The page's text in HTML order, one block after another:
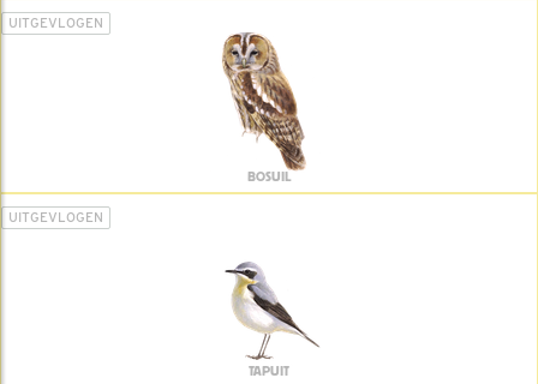
UITGEVLOGEN
BOSUIL
UITGEVLOGEN
TAPUIT